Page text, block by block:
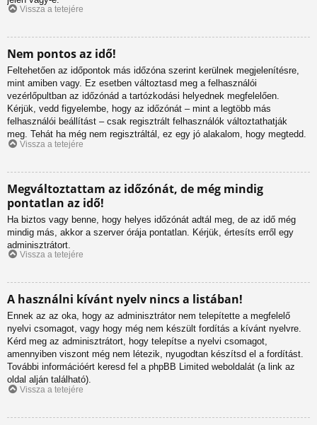
Vissza a tetejére
Nem pontos az idő!
Feltehetően az időpontok más időzóna szerint kerülnek megjelenítésre,
mint amiben vagy. Ez esetben változtasd meg a felhasználói
vezérlőpultban az időzónád a tartózkodási helyednek megfelelően.
Kérjük, vedd figyelembe, hogy az időzónát – mint a legtöbb más
felhasználói beállítást – csak regisztrált felhasználók változtathatják
meg. Tehát ha még nem regisztráltál, ez egy jó alakalom, hogy megtedd.
Vissza a tetejére
Megváltoztattam az időzónát, de még mindig
pontatlan az idő!
Ha biztos vagy benne, hogy helyes időzónát adtál meg, de az idő még
mindig más, akkor a szerver órája pontatlan. Kérjük, értesíts erről egy
adminisztrátort.
Vissza a tetejére
A használni kívánt nyelv nincs a listában!
Ennek az az oka, hogy az adminisztrátor nem telepítette a megfelelő
nyelvi csomagot, vagy hogy még nem készült fordítás a kívánt nyelvre.
Kérd meg az adminisztrátort, hogy telepítse a nyelvi csomagot,
amennyiben viszont még nem létezik, nyugodtan készítsd el a fordítást.
További információért keresd fel a phpBB Limited weboldalát (a link az
oldal alján található).
Vissza a tetejére